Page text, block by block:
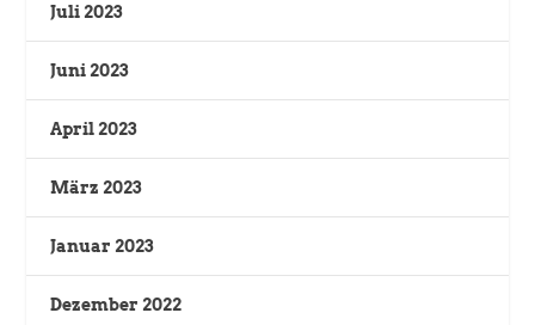
Juli 2023
Juni 2023
April 2023
März 2023
Januar 2023
Dezember 2022